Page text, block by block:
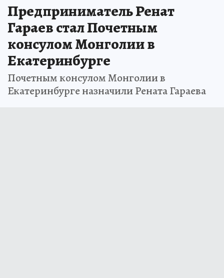
Предприниматель Ренат
Гараев стал Почетным
консулом Монголии в
Екатеринбурге
Почетным консулом Монголии в
Екатеринбурге назначили Рената Гараева